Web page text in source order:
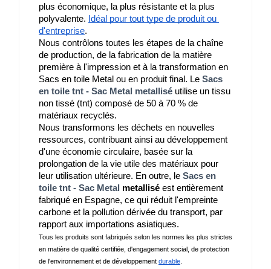
plus économique, la plus résistante et la plus
polyvalente. Idéal pour tout type de produit ou
d'entreprise.
Nous contrôlons toutes les étapes de la chaîne
de production, de la fabrication de la matière
première à l'impression et à la transformation en
Sacs en toile Metal ou en produit final. Le Sacs
en toile tnt - Sac Metal metallisé utilise un tissu
non tissé (tnt) composé de 50 à 70 % de
matériaux recyclés.
Nous transformons les déchets en nouvelles
ressources, contribuant ainsi au développement
d'une économie circulaire, basée sur la
prolongation de la vie utile des matériaux pour
leur utilisation ultérieure. En outre, le Sacs en
toile tnt - Sac Metal metallisé est entièrement
fabriqué en Espagne, ce qui réduit l'empreinte
carbone et la pollution dérivée du transport, par
rapport aux importations asiatiques.
Tous les produits sont fabriqués selon les normes les plus strictes
en matière de qualité certifiée, d'engagement social, de protection
de l'environnement et de développement durable